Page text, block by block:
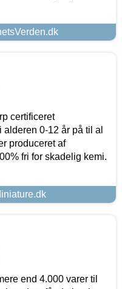
certificeret
0-12 år på til al
produceret af
fri for skadelig kemi.
end 4.000 varer til